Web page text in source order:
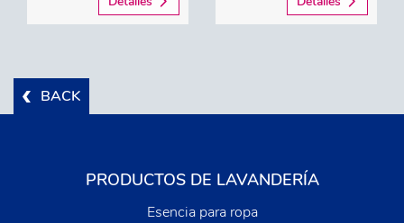
BACK
PRODUCTOS DE LAVANDERÍA
Esencia para ropa